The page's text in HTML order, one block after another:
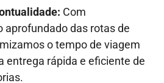
Com
aprofundado das rotas de
o tempo de viagem
entrega rápida e eficiente de